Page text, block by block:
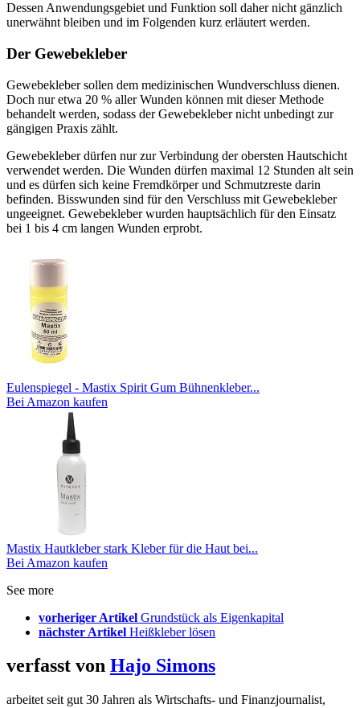
Dessen Anwendungsgebiet und Funktion soll daher nicht gänzlich
unerwähnt bleiben und im Folgenden kurz erläutert werden.
Der Gewebekleber
Gewebekleber sollen dem medizinischen Wundverschluss dienen.
Doch nur etwa 20 % aller Wunden können mit dieser Methode
behandelt werden, sodass der Gewebekleber nicht unbedingt zur
gängigen Praxis zählt.
Gewebekleber dürfen nur zur Verbindung der obersten Hautschicht
verwendet werden. Die Wunden dürfen maximal 12 Stunden alt sein
und es dürfen sich keine Fremdkörper und Schmutzreste darin
befinden. Bisswunden sind für den Verschluss mit Gewebekleber
ungeeignet. Gewebekleber wurden hauptsächlich für den Einsatz
bei 1 bis 4 cm langen Wunden erprobt.
Eulenspiegel - Mastix Spirit Gum Bühnenkleber...
Bei Amazon kaufen
Mastix Hautkleber stark Kleber für die Haut bei...
Bei Amazon kaufen
See more
vorheriger Artikel Grundstück als Eigenkapital
nächster Artikel Heißkleber lösen
verfasst von Hajo Simons
arbeitet seit gut 30 Jahren als Wirtschafts- und Finanzjournalist,